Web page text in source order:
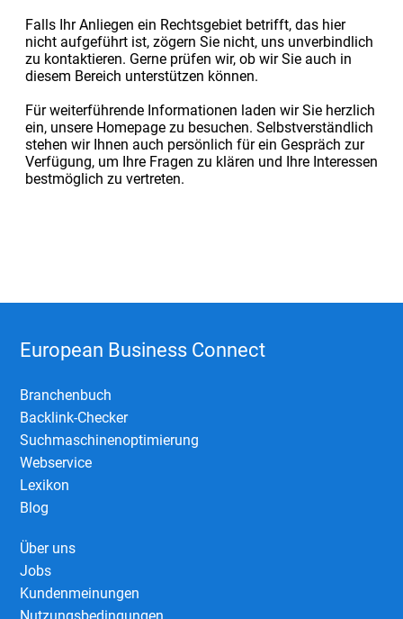
Falls Ihr Anliegen ein Rechtsgebiet betrifft, das hier
nicht aufgeführt ist, zögern Sie nicht, uns unverbindlich
zu kontaktieren. Gerne prüfen wir, ob wir Sie auch in
diesem Bereich unterstützen können.
Für weiterführende Informationen laden wir Sie herzlich
ein, unsere Homepage zu besuchen. Selbstverständlich
stehen wir Ihnen auch persönlich für ein Gespräch zur
Verfügung, um Ihre Fragen zu klären und Ihre Interessen
bestmöglich zu vertreten.
European Business Connect
Branchenbuch
Backlink-Checker
Suchmaschinenoptimierung
Webservice
Lexikon
Blog
Über uns
Jobs
Kundenmeinungen
Nutzungsbedingungen